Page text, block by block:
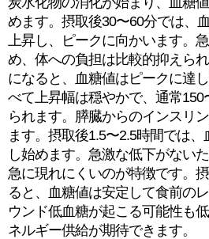
めます。摂取後30〜60分では、
上昇し、ピークに向かいます。
め、体への負担は比較的抑えら
になると、血糖値はピークに達
べて上昇幅は穏やかで、通常150
られます。膵臓からのインスリ
ます。摂取後1.5〜2.5時間では
し始めます。急激な低下がない
急に現れにくいのが特徴です。
ると、血糖値は安定して食前の
ウンド低血糖が起こる可能性も
ネルギー供給が期待できます。